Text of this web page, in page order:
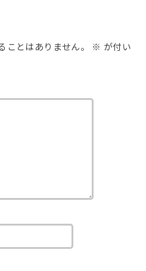
ことはありません。 ※ が付い